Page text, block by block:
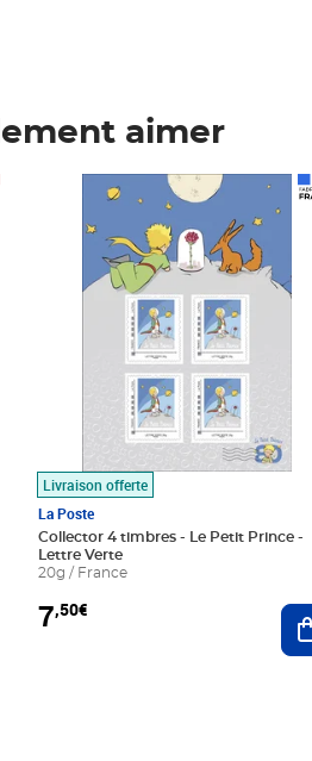
aimer
au panier
Livraison offerte
La Poste
Collector 4 timbres - Le Petit Prince -
Lettre Verte
20g / France
7,50€
Prix 7,50€